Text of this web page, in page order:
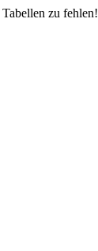
zu fehlen!